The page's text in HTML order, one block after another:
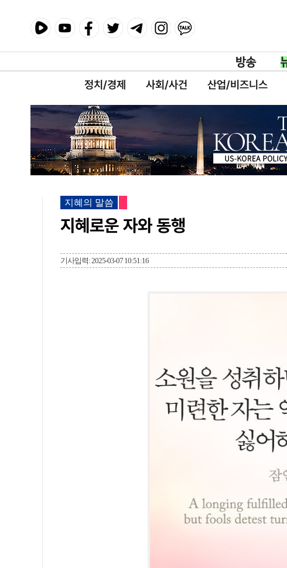
정치/경제 사회/사건 산업/비즈니스
지혜의 말씀
지혜로운 자와 동행
기사입력: 2025-03-07 10:51:16